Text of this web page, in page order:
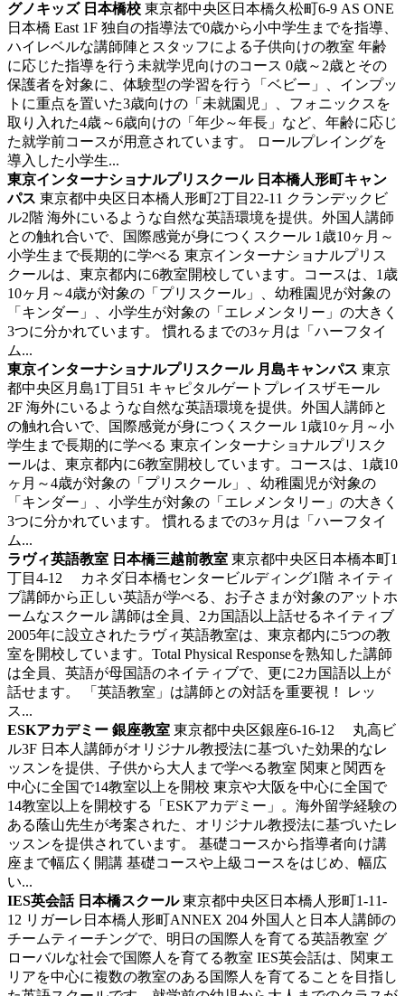
グノキッズ 日本橋校 東京都中央区日本橋久松町6-9 AS ONE
日本橋 East 1F 独自の指導法で0歳から小中学生までを指導、
ハイレベルな講師陣とスタッフによる子供向けの教室 年齢
に応じた指導を行う未就学児向けのコース 0歳～2歳とその
保護者を対象に、体験型の学習を行う「ベビー」、インプッ
トに重点を置いた3歳向けの「未就園児」、フォニックスを
取り入れた4歳～6歳向けの「年少～年長」など、年齢に応じ
た就学前コースが用意されています。 ロールプレイングを
導入した小学生...
東京インターナショナルプリスクール 日本橋人形町キャン
パス 東京都中央区日本橋人形町2丁目22-11 クランデックビ
ル2階 海外にいるような自然な英語環境を提供。外国人講師
との触れ合いで、国際感覚が身につくスクール 1歳10ヶ月～
小学生まで長期的に学べる 東京インターナショナルプリス
クールは、東京都内に6教室開校しています。コースは、1歳
10ヶ月～4歳が対象の「プリスクール」、幼稚園児が対象の
「キンダー」、小学生が対象の「エレメンタリー」の大きく
3つに分かれています。 慣れるまでの3ヶ月は「ハーフタイ
ム...
東京インターナショナルプリスクール 月島キャンパス 東京
都中央区月島1丁目51 キャピタルゲートプレイスザモール
2F 海外にいるような自然な英語環境を提供。外国人講師と
の触れ合いで、国際感覚が身につくスクール 1歳10ヶ月～小
学生まで長期的に学べる 東京インターナショナルプリスク
ールは、東京都内に6教室開校しています。コースは、1歳10
ヶ月～4歳が対象の「プリスクール」、幼稚園児が対象の
「キンダー」、小学生が対象の「エレメンタリー」の大きく
3つに分かれています。 慣れるまでの3ヶ月は「ハーフタイ
ム...
ラヴィ英語教室 日本橋三越前教室 東京都中央区日本橋本町1
丁目4-12 カネダ日本橋センタービルディング1階 ネイティ
ブ講師から正しい英語が学べる、お子さまが対象のアットホ
ームなスクール 講師は全員、2カ国語以上話せるネイティブ
2005年に設立されたラヴィ英語教室は、東京都内に5つの教
室を開校しています。Total Physical Responseを熟知した講師
は全員、英語が母国語のネイティブで、更に2カ国語以上が
話せます。 「英語教室」は講師との対話を重要視！ レッ
ス...
ESKアカデミー 銀座教室 東京都中央区銀座6-16-12 丸高ビ
ル3F 日本人講師がオリジナル教授法に基づいた効果的なレ
ッスンを提供、子供から大人まで学べる教室 関東と関西を
中心に全国で14教室以上を開校 東京や大阪を中心に全国で
14教室以上を開校する「ESKアカデミー」。海外留学経験の
ある蔭山先生が考案された、オリジナル教授法に基づいたレ
ッスンを提供されています。 基礎コースから指導者向け講
座まで幅広く開講 基礎コースや上級コースをはじめ、幅広
い...
IES英会話 日本橋スクール東京都中央区日本橋人形町1-11-
12 リガーレ日本橋人形町ANNEX 204 外国人と日本人講師の
チームティーチングで、明日の国際人を育てる英語教室 グ
ローバルな社会で国際人を育てる教室 IES英会話は、関東エ
リアを中心に複数の教室のある国際人を育てることを目指し